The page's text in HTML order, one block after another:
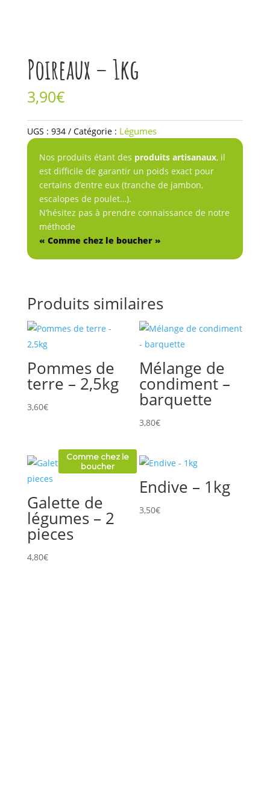
Poireaux – 1kg
3,90€
quantité
de
Poireaux
1kg
UGS : 934 Catégorie : Légumes
Nos produits étant des produits artisanaux, il
est difficile de garantir un poids exact pour
certains d’entre eux (tranche de jambon,
escalopes de poulet…).
N’hésitez pas à prendre connaissance de notre
méthode
« Comme chez le boucher »
Produits similaires
Pommes de
terre – 2,5kg
3,60€
Mélange de
condiment –
barquette
3,80€
Comme chez le
boucher
Galette de
légumes – 2
pieces
4,80€
Endive – 1kg
3,50€